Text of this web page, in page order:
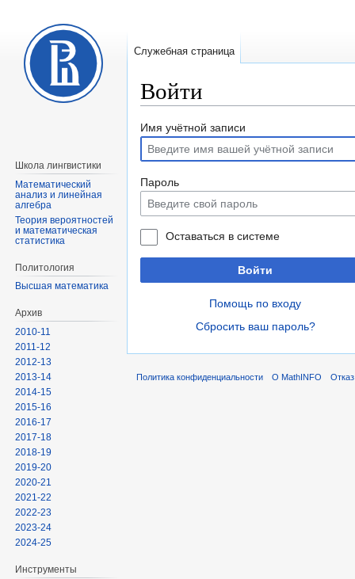
Войти
Перейти
навигации
Перейти
поиску
Имя учётной записи
Пароль
Оставаться в системе
Войти
Помощь по входу
Сбросить ваш пароль?
Служебная страница
Школа лингвистики
Математический
анализ и линейная
алгебра
Теория вероятностей
и математическая
статистика
Политология
Высшая математика
Архив
2010-11
2011-12
2012-13
2013-14
2014-15
2015-16
2016-17
2017-18
2018-19
2019-20
2020-21
2021-22
2022-23
2023-24
2024-25
Инструменты
Политика конфиденциальности О MathINFO